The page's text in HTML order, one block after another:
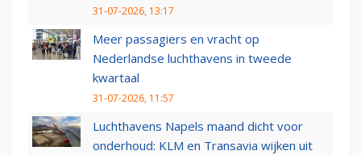
31-07-2026, 13:17
Meer passagiers en vracht op
Nederlandse luchthavens in tweede
kwartaal
31-07-2026, 11:57
Luchthavens Napels maand dicht voor
onderhoud: KLM en Transavia wijken uit